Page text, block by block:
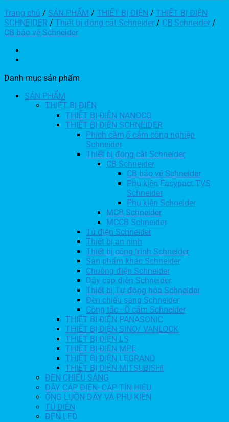
Trang chủ / SẢN PHẨM / THIẾT BỊ ĐIỆN / THIẾT BỊ ĐIỆN
SCHNEIDER / Thiết bị đóng cắt Schneider / CB Schneider /
CB bảo vệ Schneider
Danh mục sản phẩm
SẢN PHẨM
THIẾT BỊ ĐIỆN
THIẾT BỊ ĐIỆN NANOCO
THIẾT BỊ ĐIỆN SCHNEIDER
Phích cắm,ổ cắm công nghiệp
Schneider
Thiết bị đóng cắt Schneider
CB Schneider
CB bảo vệ Schneider
Phụ kiện Easypact TVS
Schneider
Phụ kiện Schneider
MCB Schneider
MCCB Schneider
Tủ điện Schneider
Thiết bị an ninh
Thiết bị công trình Schneider
Sản phẩm khác Schneider
Chuông điện Schneider
Dây cáp điện Schneider
Thiết bị Tự động hóa Schneider
Đèn chiếu sáng Schneider
Công tắc - Ổ cắm Schneider
THIẾT BỊ ĐIỆN PANASONIC
THIẾT BỊ ĐIỆN SINO/ VANLOCK
THIẾT BỊ ĐIỆN LS
THIẾT BỊ ĐIỆN MPE
THIẾT BỊ ĐIỆN LEGRAND
THIẾT BỊ ĐIỆN MITSUBISHI
ĐÈN CHIẾU SÁNG
DÂY CÁP ĐIỆN- CÁP TÍN HIỆU
ỐNG LUỒN DÂY VÀ PHỤ KIỆN
TỦ ĐIỆN
ĐÈN LED